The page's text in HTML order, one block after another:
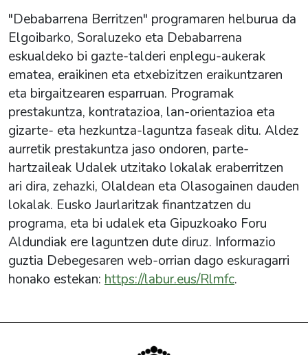
"Debabarrena Berritzen" programaren helburua da
Elgoibarko, Soraluzeko eta Debabarrena
eskualdeko bi gazte-talderi enplegu-aukerak
ematea, eraikinen eta etxebizitzen eraikuntzaren
eta birgaitzearen esparruan. Programak
prestakuntza, kontratazioa, lan-orientazioa eta
gizarte- eta hezkuntza-laguntza faseak ditu. Aldez
aurretik prestakuntza jaso ondoren, parte-
hartzaileak Udalek utzitako lokalak eraberritzen
ari dira, zehazki, Olaldean eta Olasogainen dauden
lokalak. Eusko Jaurlaritzak finantzatzen du
programa, eta bi udalek eta Gipuzkoako Foru
Aldundiak ere laguntzen dute diruz. Informazio
guztia Debegesaren web-orrian dago eskuragarri
honako estekan: https://labur.eus/Rlmfc.